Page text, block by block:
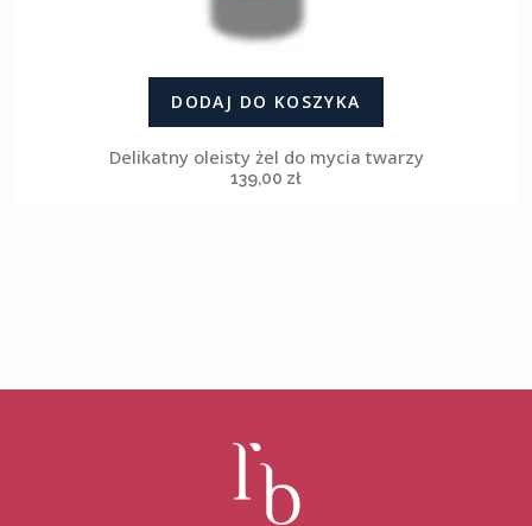
DODAJ DO KOSZYKA
Delikatny oleisty żel do mycia twarzy
139,00 zł